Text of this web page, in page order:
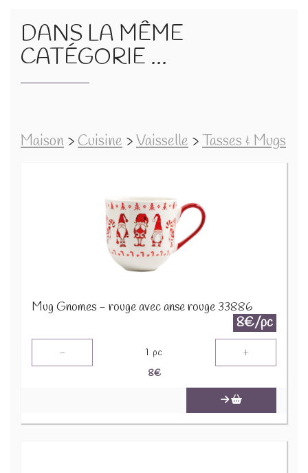
DANS LA MÊME
CATÉGORIE ...
Maison >Cuisine >Vaisselle >Tasses & Mugs
Mug Gnomes - rouge avec anse rouge 33886
8€/pc
- 1 pc +
8€